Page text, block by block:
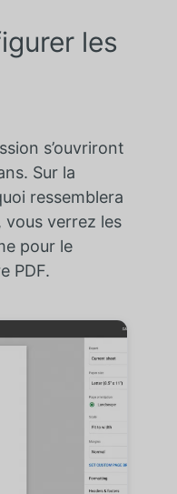
les
s’ouvriront
Sur la
ressemblera
vous verrez les
pour le
PDF.